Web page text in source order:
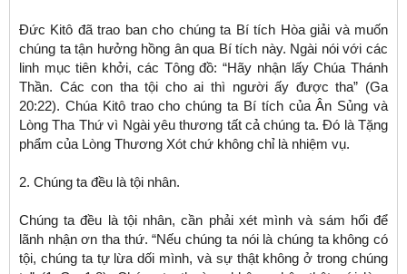
Đức Kitô đã trao ban cho chúng ta Bí tích Hòa giải và muốn
chúng ta tận hưởng hồng ân qua Bí tích này. Ngài nói với các
linh mục tiên khởi, các Tông đồ: “Hãy nhận lấy Chúa Thánh
Thần. Các con tha tội cho ai thì người ấy được tha” (Ga
20:22). Chúa Kitô trao cho chúng ta Bí tích của Ân Sủng và
Lòng Tha Thứ vì Ngài yêu thương tất cả chúng ta. Đó là Tặng
phẩm của Lòng Thương Xót chứ không chỉ là nhiệm vụ.
2. Chúng ta đều là tội nhân.
Chúng ta đều là tội nhân, cần phải xét mình và sám hối để
lãnh nhận ơn tha thứ. “Nếu chúng ta nói là chúng ta không có
tội, chúng ta tự lừa dối mình, và sự thật không ở trong chúng